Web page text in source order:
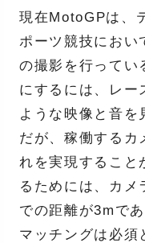
現在MotoGPは、
ポーツ競技におい
の撮影を行ってい
にするには、レー
ような映像と音を
だが、稼働するカ
れを実現すること
るためには、カメ
での距離が3mで
マッチングは必須